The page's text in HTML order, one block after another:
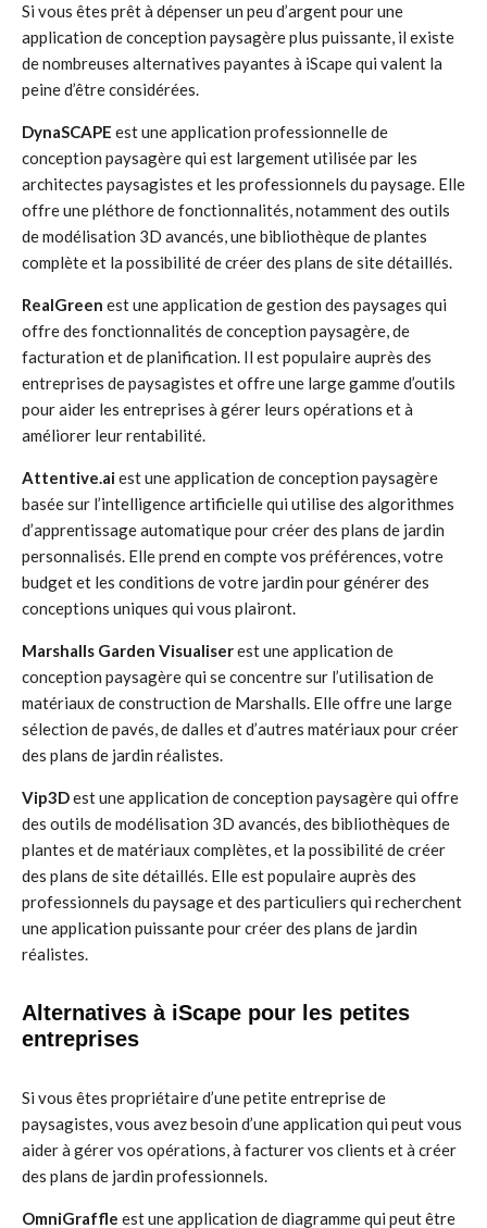
Si vous êtes prêt à dépenser un peu d’argent pour une
application de conception paysagère plus puissante, il existe
de nombreuses alternatives payantes à iScape qui valent la
peine d’être considérées.
DynaSCAPE est une application professionnelle de
conception paysagère qui est largement utilisée par les
architectes paysagistes et les professionnels du paysage. Elle
offre une pléthore de fonctionnalités, notamment des outils
de modélisation 3D avancés, une bibliothèque de plantes
complète et la possibilité de créer des plans de site détaillés.
RealGreen est une application de gestion des paysages qui
offre des fonctionnalités de conception paysagère, de
facturation et de planification. Il est populaire auprès des
entreprises de paysagistes et offre une large gamme d’outils
pour aider les entreprises à gérer leurs opérations et à
améliorer leur rentabilité.
Attentive.aiest une application de conception paysagère
basée sur l’intelligence artificielle qui utilise des algorithmes
d’apprentissage automatique pour créer des plans de jardin
personnalisés. Elle prend en compte vos préférences, votre
budget et les conditions de votre jardin pour générer des
conceptions uniques qui vous plairont.
Marshalls Garden Visualiserest une application de
conception paysagère qui se concentre sur l’utilisation de
matériaux de construction de Marshalls. Elle offre une large
sélection de pavés, de dalles et d’autres matériaux pour créer
des plans de jardin réalistes.
Vip3Dest une application de conception paysagère qui offre
des outils de modélisation 3D avancés, des bibliothèques de
plantes et de matériaux complètes, et la possibilité de créer
des plans de site détaillés. Elle est populaire auprès des
professionnels du paysage et des particuliers qui recherchent
une application puissante pour créer des plans de jardin
réalistes.
Alternatives à iScape pour les petites
entreprises
Si vous êtes propriétaire d’une petite entreprise de
paysagistes, vous avez besoin d’une application qui peut vous
aider à gérer vos opérations, à facturer vos clients et à créer
des plans de jardin professionnels.
OmniGraffle est une application de diagramme qui peut être